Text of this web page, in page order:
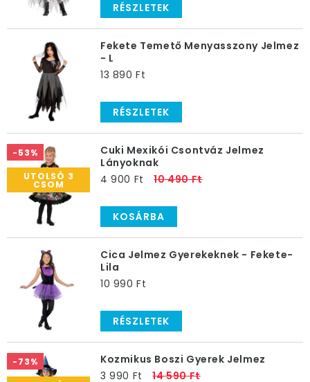
RÉSZLETEK
Fekete Temető Menyasszony Jelmez
- L
13 890 Ft
RÉSZLETEK
-53%
UTOLSÓ 3
CSOM
Cuki Mexikói Csontváz Jelmez
Lányoknak
4 900 Ft
10 490 Ft
KOSÁRBA
Cica Jelmez Gyerekeknek - Fekete-
Lila
10 990 Ft
RÉSZLETEK
-73%
Kozmikus Boszi Gyerek Jelmez
3 990 Ft
14 590 Ft